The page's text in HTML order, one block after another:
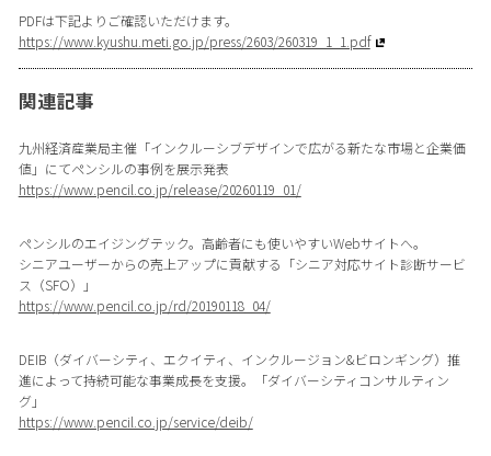
PDFは下記よりご確認いただけます。
https://www.kyushu.meti.go.jp/press/2603/260319_1_1.pdf
関連記事
九州経済産業局主催「インクルーシブデザインで広がる新たな市場と企業価
値」にてペンシルの事例を展示発表
https://www.pencil.co.jp/release/20260119_01/
ペンシルのエイジングテック。高齢者にも使いやすいWebサイトへ。
シニアユーザーからの売上アップに貢献する「シニア対応サイト診断サービ
ス（SFO）」
https://www.pencil.co.jp/rd/20190118_04/
DEIB（ダイバーシティ、エクイティ、インクルージョン&ビロンギング）推
進によって持続可能な事業成長を支援。「ダイバーシティコンサルティン
グ」
https://www.pencil.co.jp/service/deib/